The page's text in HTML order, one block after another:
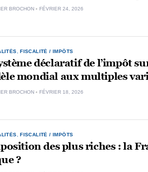
BROCHON FÉVRIER 24, 2026
,FISCALITÉ / IMPÔTS
déclaratif de l’impôt
mondial aux multiples
BROCHON FÉVRIER 18, 2026
,FISCALITÉ / IMPÔTS
des plus riches : la
?